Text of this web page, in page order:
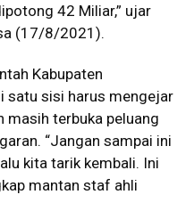
42 Miliar,” ujar
(17/8/2021).
Kabupaten
satu sisi harus mengejar
masih terbuka peluang
“Jangan sampai ini
kita tarik kembali. Ini
mantan staf ahli